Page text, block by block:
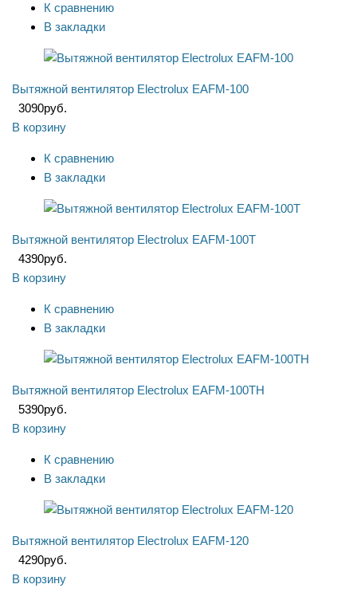
К сравнению
В закладки
Вытяжной вентилятор Electrolux EAFM-100
3090руб.
В корзину
К сравнению
В закладки
Вытяжной вентилятор Electrolux EAFM-100T
4390руб.
В корзину
К сравнению
В закладки
Вытяжной вентилятор Electrolux EAFM-100TH
5390руб.
В корзину
К сравнению
В закладки
Вытяжной вентилятор Electrolux EAFM-120
4290руб.
В корзину